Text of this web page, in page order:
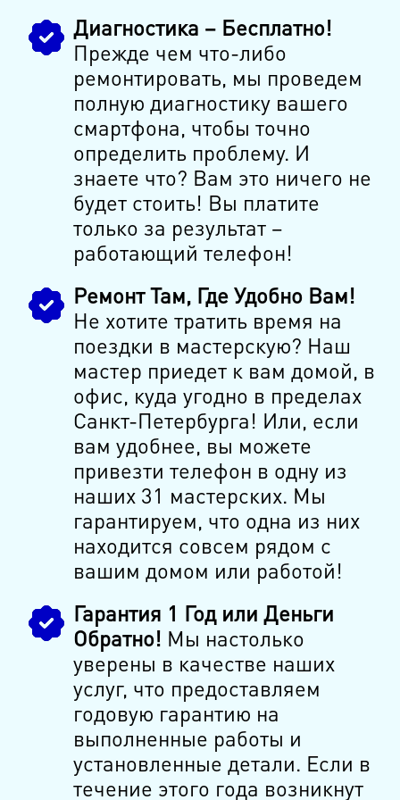
Диагностика – Бесплатно!
Прежде чем что-либо
ремонтировать, мы проведем
полную диагностику вашего
смартфона, чтобы точно
определить проблему. И
знаете что? Вам это ничего не
будет стоить! Вы платите
только за результат –
работающий телефон!
Ремонт Там, Где Удобно Вам!
Не хотите тратить время на
поездки в мастерскую? Наш
мастер приедет к вам домой, в
офис, куда угодно в пределах
Санкт-Петербурга! Или, если
вам удобнее, вы можете
привезти телефон в одну из
наших 31 мастерских. Мы
гарантируем, что одна из них
находится совсем рядом с
вашим домом или работой!
Гарантия 1 Год или Деньги
Обратно! Мы настолько
уверены в качестве наших
услуг, что предоставляем
годовую гарантию на
выполненные работы и
установленные детали. Если в
течение этого года возникнут